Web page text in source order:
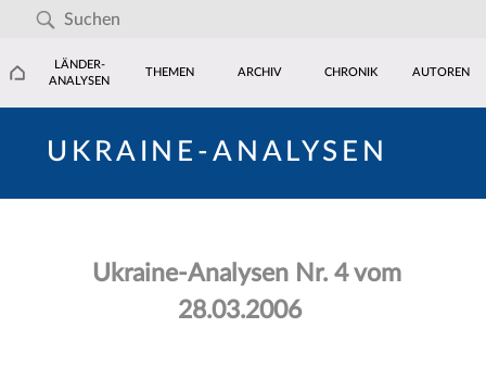
LÄNDER-
ANALYSEN
THEMEN ARCHIV CHRONIK AUTOREN
UKRAINE-ANALYSEN
Ukraine-Analysen Nr. 4 vom
28.03.2006